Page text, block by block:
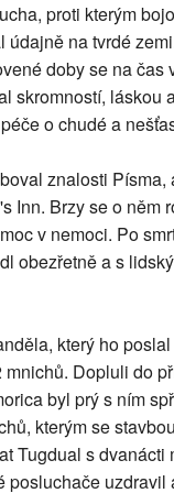
proti kterým
na tvrdé
doby se na čas
skromností, láskou
o chudé a
znalosti
Inn. Brzy se o něm
v nemoci. Po
obezřetně a s
který ho
Dopluli do
byl prý s ním
kterým se
Tugdual s dvanácti